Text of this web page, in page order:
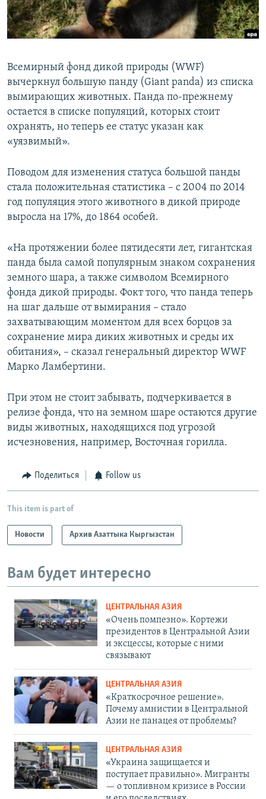
Всемирный фонд дикой природы (WWF)
вычеркнул большую панду (Giant panda) из списка
вымирающих животных. Панда по-прежнему
остается в списке популяций, которых стоит
охранять, но теперь ее статус указан как
«уязвимый».
Поводом для изменения статуса большой панды
стала положительная статистика – с 2004 по 2014
год популяция этого животного в дикой природе
выросла на 17%, до 1864 особей.
«На протяжении более пятидесяти лет, гигантская
панда была самой популярным знаком сохранения
земного шара, а также символом Всемирного
фонда дикой природы. Фокт того, что панда теперь
на шаг дальше от вымирания – стало
захватывающим моментом для всех борцов за
сохранение мира диких животных и среды их
обитания», – сказал генеральный директор WWF
Марко Ламбертини.
При этом не стоит забывать, подчеркивается в
релизе фонда, что на земном шаре остаются другие
виды животных, находящихся под угрозой
исчезновения, например, Восточная горилла.
Поделиться Follow us
This item is part of
Новости Архив Азаттыка Кыргызстан
Вам будет интересно
ЦЕНТРАЛЬНАЯ АЗИЯ
«Очень помпезно». Кортежи
президентов в Центральной Азии
и эксцессы, которые с ними
связывают
ЦЕНТРАЛЬНАЯ АЗИЯ
«Краткосрочное решение».
Почему амнистии в Центральной
Азии не панацея от проблемы?
ЦЕНТРАЛЬНАЯ АЗИЯ
«Украина защищается и
поступает правильно». Мигранты
— о топливном кризисе в России